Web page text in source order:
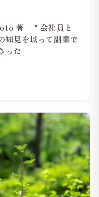
著 ＂会社員と
知見を以って副業で
った